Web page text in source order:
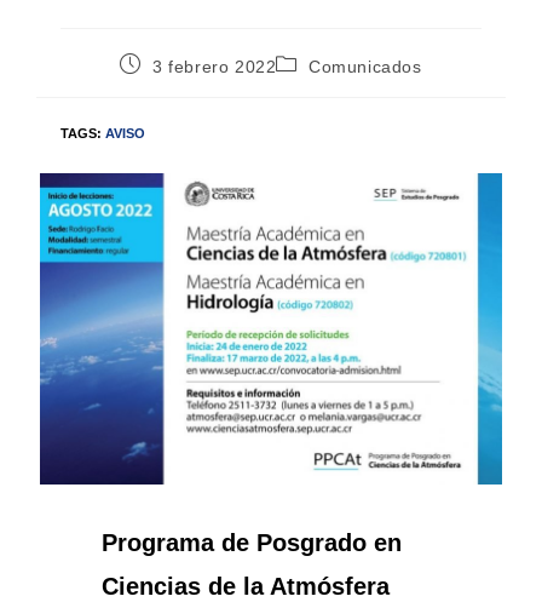
3 febrero 2022 Comunicados
TAGS: AVISO
Programa de Posgrado en
Ciencias de la Atmósfera